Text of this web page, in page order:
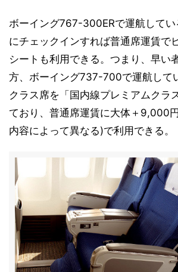
ボーイング767-300ERで運航してい
にチェックインすれば普通席運賃で
シートも利用できる。つまり、早い
方、ボーイング737-700で運航して
クラス席を「国内線プレミアムクラ
ており、普通席運賃に大体＋9,000
内容によって異なる)で利用できる。